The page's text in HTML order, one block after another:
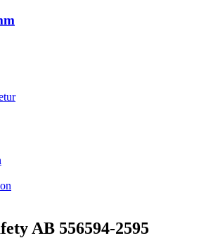
AB 556594-2595